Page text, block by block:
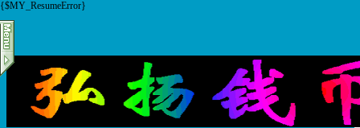
{$MY_ResumeError}